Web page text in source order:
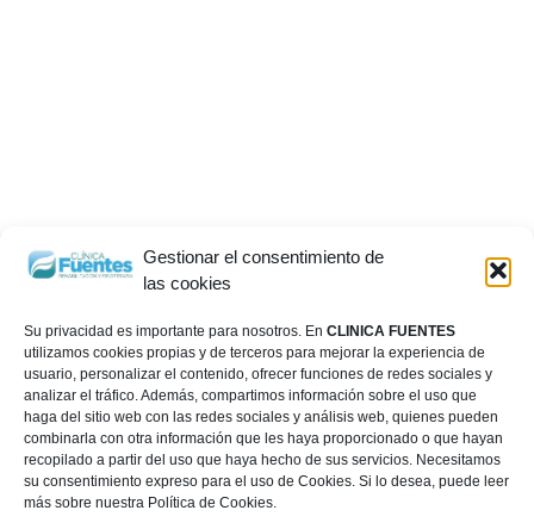
Gestionar el consentimiento de
las cookies
Su privacidad es importante para nosotros. En CLINICA FUENTES
utilizamos cookies propias y de terceros para mejorar la experiencia de
usuario, personalizar el contenido, ofrecer funciones de redes sociales y
analizar el tráfico. Además, compartimos información sobre el uso que
haga del sitio web con las redes sociales y análisis web, quienes pueden
combinarla con otra información que les haya proporcionado o que hayan
recopilado a partir del uso que haya hecho de sus servicios. Necesitamos
su consentimiento expreso para el uso de Cookies. Si lo desea, puede leer
más sobre nuestra Política de Cookies.